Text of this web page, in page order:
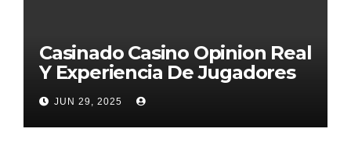
Casinado Casino Opinion Real
Y Experiencia De Jugadores
2026
JUN 29, 2025